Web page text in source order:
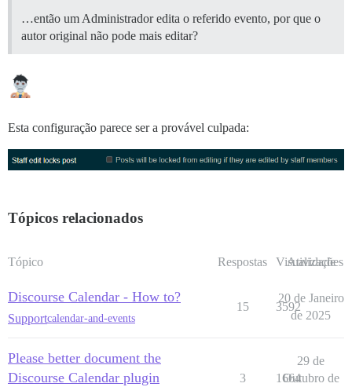
…então um Administrador edita o referido evento, por que o
autor original não pode mais editar?
Esta configuração parece ser a provável culpada:
Tópicos relacionados
Tópico Respostas Visualizações
Atividade
Discourse Calendar - How to?
Supportcalendar-and-events
15 3592
20 de Janeiro
de 2025
Please better document the
Discourse Calendar plugin
3 1664
29 de
Outubro de